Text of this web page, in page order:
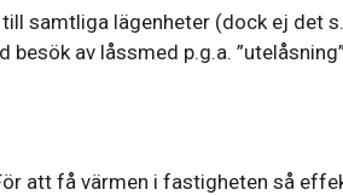
samtliga lägenheter (dock ej det
besök av låssmed p.g.a.
att få värmen i fastigheten så